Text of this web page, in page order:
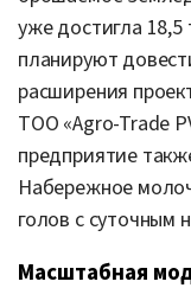
уже достигла 18,5
планируют
расширения
ТОО «Agro-Trade
предприятие
Набережное
голов с суточным
Масштабная